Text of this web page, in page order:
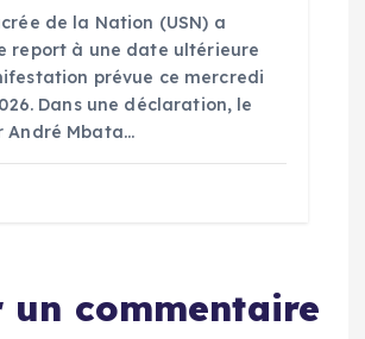
de la Nation (USN) a
report à une date ultérieure
prévue ce mercredi
Dans une déclaration, le
André Mbata…
un commentaire